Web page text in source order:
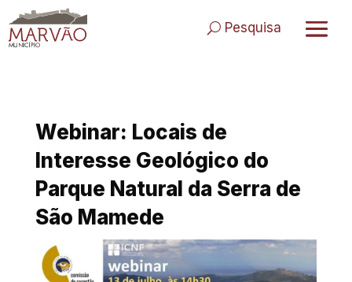
to
content
Pesquisa
Webinar: Locais de
Interesse Geológico do
Parque Natural da Serra de
São Mamede